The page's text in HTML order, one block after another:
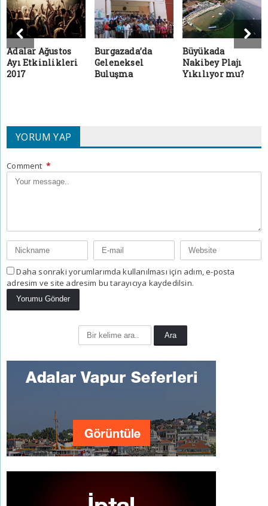
Adalar Ağustos
Ayı Etkinlikleri
2017
Burgazada’da
Geleneksel
Buluşma
Büyükada
Nakibey Plajı
Yıkılıyor mu?
YORUM YAP
Comment *
Daha sonraki yorumlarımda kullanılması için adım, e-posta
adresim ve site adresim bu tarayıcıya kaydedilsin.